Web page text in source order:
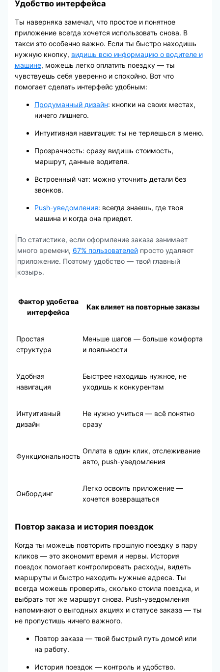
Удобство интерфейса
Ты наверняка замечал, что простое и понятное
приложение всегда хочется использовать снова. В
такси это особенно важно. Если ты быстро находишь
нужную кнопку, видишь всю информацию о водителе и
машине, можешь легко оплатить поездку — ты
чувствуешь себя уверенно и спокойно. Вот что
помогает сделать интерфейс удобным:
Продуманный дизайн: кнопки на своих местах,
ничего лишнего.
Интуитивная навигация: ты не теряешься в меню.
Прозрачность: сразу видишь стоимость,
маршрут, данные водителя.
Встроенный чат: можно уточнить детали без
звонков.
Push-уведомления: всегда знаешь, где твоя
машина и когда она приедет.
По статистике, если оформление заказа занимает
много времени, 67% пользователейпросто удаляют
приложение. Поэтому удобство — твой главный
козырь.
Фактор удобства
интерфейса
Как влияет на повторные заказы
Простая
структура
Меньше шагов — больше комфорта
и лояльности
Удобная
навигация
Быстрее находишь нужное, не
уходишь к конкурентам
Интуитивный
дизайн
Не нужно учиться — всё понятно
сразу
Функциональность
Оплата в один клик, отслеживание
авто, push-уведомления
Онбординг
Легко освоить приложение —
хочется возвращаться
Повтор заказа и история поездок
Когда ты можешь повторить прошлую поездку в пару
кликов — это экономит время и нервы. История
поездок помогает контролировать расходы, видеть
маршруты и быстро находить нужные адреса. Ты
всегда можешь проверить, сколько стоила поездка, и
выбрать тот же маршрут снова. Push-уведомления
напоминают о выгодных акциях и статусе заказа — ты
не пропустишь ничего важного.
Повтор заказа — твой быстрый путь домой или
на работу.
История поездок — контроль и удобство.